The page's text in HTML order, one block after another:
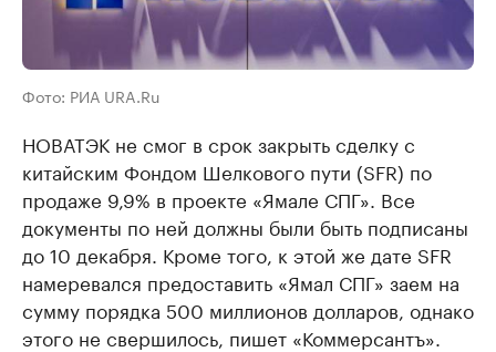
Фото: РИА URA.Ru
НОВАТЭК не смог в срок закрыть сделку с
китайским Фондом Шелкового пути (SFR) по
продаже 9,9% в проекте «Ямале СПГ». Все
документы по ней должны были быть подписаны
до 10 декабря. Кроме того, к этой же дате SFR
намеревался предоставить «Ямал СПГ» заем на
сумму порядка 500 миллионов долларов, однако
этого не свершилось, пишет «Коммерсантъ».